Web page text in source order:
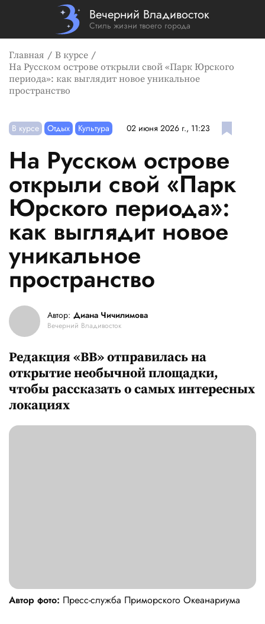
Вечерний Владивосток
Стиль жизни твоего города
Главная
В курсе
На Русском острове открыли свой «Парк Юрского
периода»: как выглядит новое уникальное
пространство
В курсе Отдых Культура 02 июня 2026 г., 11:23
На Русском острове
открыли свой «Парк
Юрского периода»:
как выглядит новое
уникальное
пространство
Автор: Диана Чичилимова
Вечерний Владивосток
Редакция «ВВ» отправилась на
открытие необычной площадки,
чтобы рассказать о самых интересных
локациях
Автор фото: Пресс-служба Приморского Океанариума